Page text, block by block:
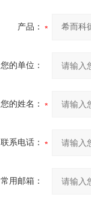
产品：
您的单位：
您的姓名：
联系电话：
常用邮箱：